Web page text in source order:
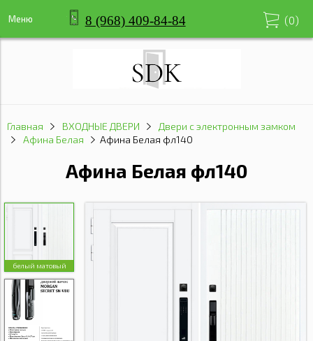
Меню 8 (968) 409-84-84 (0)
Главная ВХОДНЫЕ ДВЕРИ
Двери с электронным замком
Афина Белая
Афина Белая фл140
Афина Белая фл140
белый матовый